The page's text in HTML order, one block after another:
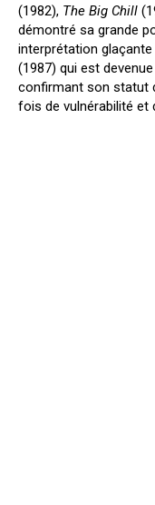
(1982), The Big Chill
démontré sa grande
interprétation glaçante
(1987) qui est
confirmant son statut
fois de vulnérabilité et